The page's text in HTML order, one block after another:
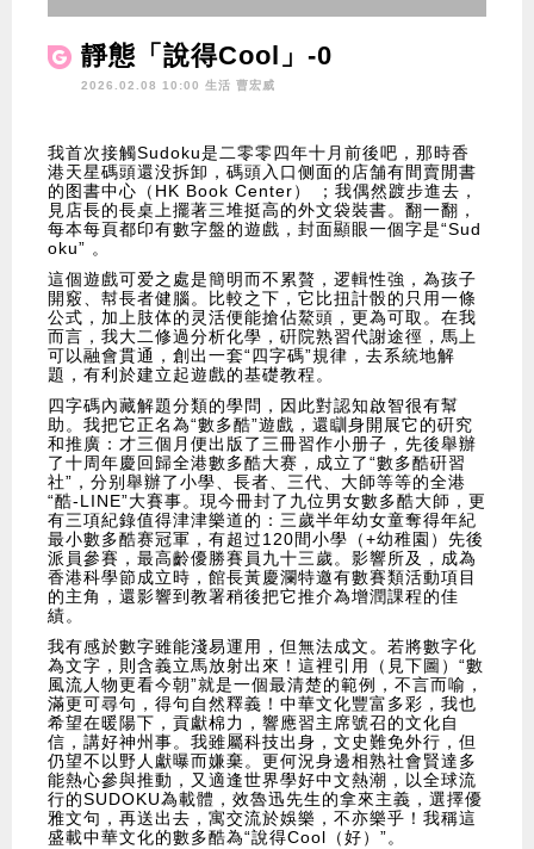
靜態「說得Cool」-0
2026.02.08 10:00 生活 曹宏威
我首次接觸Sudoku是二零零四年十月前後吧，那時香
港天星碼頭還没拆卸，碼頭入口侧面的店舗有間賣閒書
的图書中心（HK Book Center） ；我偶然踱步進去，
見店長的長桌上擺著三堆挺高的外文袋裝書。翻一翻，
每本每頁都印有數字盤的遊戲，封面顯眼一個字是“Sud
oku” 。
這個遊戲可爱之處是簡明而不累贅，逻輯性強，為孩子
開竅、幇長者健腦。比較之下，它比扭計骰的只用一條
公式，加上肢体的灵活便能搶佔鰲頭，更為可取。在我
而言，我大二修過分析化學，硏院熟習代謝途徑，馬上
可以融會貫通，創出一套“四字碼”規律，去系統地解
題，有利於建立起遊戲的基礎教程。
四字碼內藏解題分類的學問，因此對認知啟智很有幫
助。我把它正名為“數多酷”遊戲，還瞓身開展它的硏究
和推廣：才三個月便出版了三冊習作小册子，先後舉辦
了十周年慶回歸全港數多酷大赛，成立了“數多酷硏習
社”，分别舉辦了小學、長者、三代、大師等等的全港
“酷-LINE”大賽事。現今冊封了九位男女數多酷大師，更
有三項紀錄值得津津樂道的：三歲半年幼女童奪得年紀
最小數多酷赛冠軍，有超过120間小學（+幼稚園）先後
派員參賽，最高齡優勝賽員九十三歲。影響所及，成為
香港科學節成立時，館長黃慶瀾特邀有數賽類活動項目
的主角，還影響到教署稍後把它推介為增潤課程的佳
績。
我有感於數字雖能淺易運用，但無法成文。若將數字化
為文字，則含義立馬放射出來！這裡引用（見下圖）“數
風流人物更看今朝”就是一個最清楚的範例，不言而喻，
滿更可尋句，得句自然釋義！中華文化豐富多彩，我也
希望在暖陽下，貢獻棉力，響應習主席號召的文化自
信，講好神州事。我雖屬科技出身，文史難免外行，但
仍望不以野人獻曝而嫌棄。更何況身邊相熟社會賢達多
能熱心參與推動，又適逢世界學好中文熱潮，以全球流
行的SUDOKU為載體，效魯迅先生的拿來主義，選擇優
雅文句，再送出去，寓交流於娛樂，不亦樂乎！我稱這
盛載中華文化的數多酷為“說得Cool（好）”。